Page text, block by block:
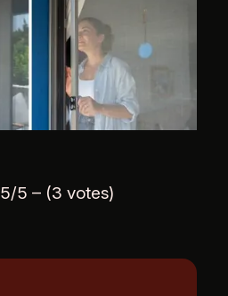
5/5 – (3 votes)